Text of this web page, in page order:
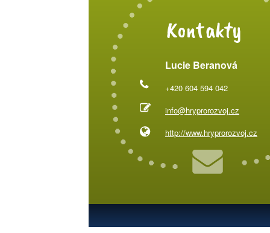
Kontakty
Lucie Beranová
+420 604 594 042
info@hryprorozvoj.cz
http://www.hryprorozvoj.cz